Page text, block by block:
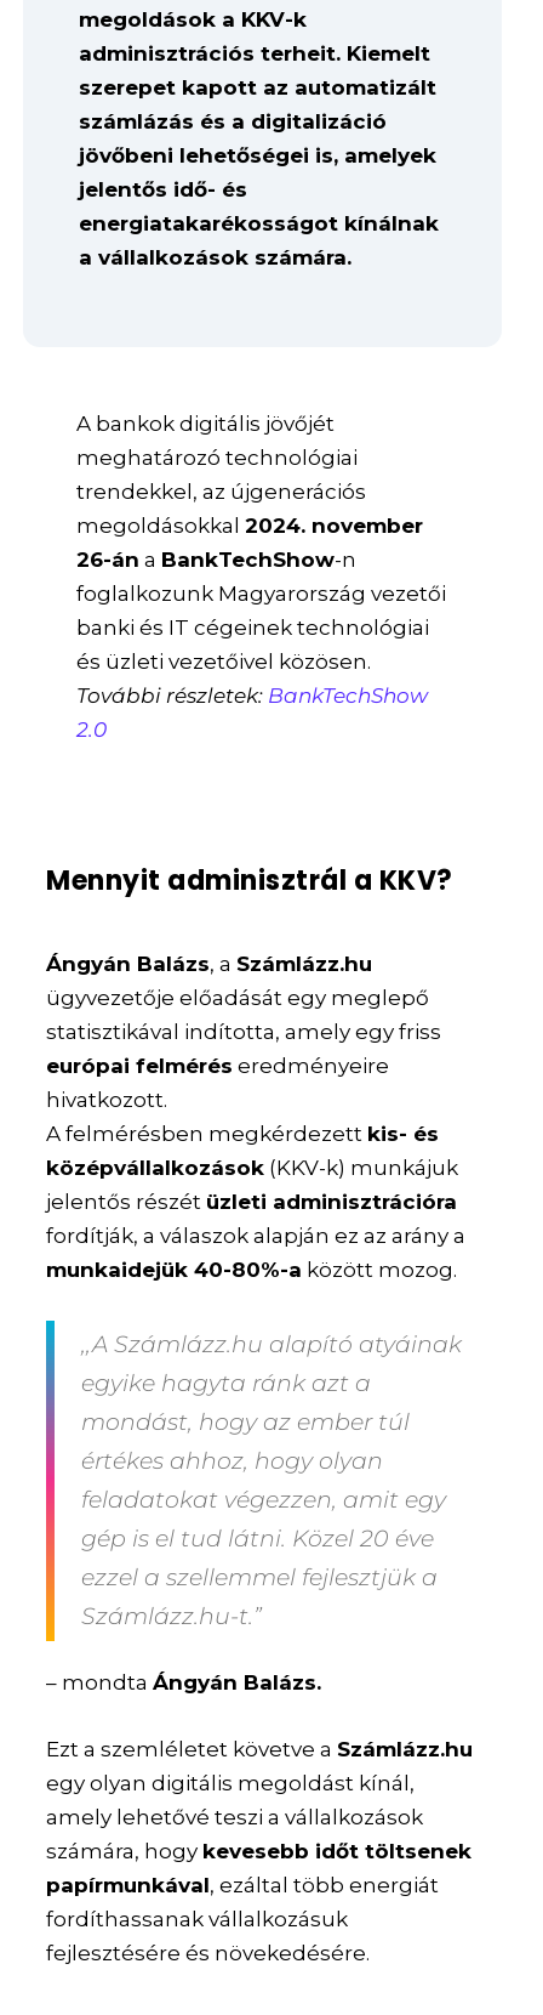
megoldások a KKV-k
adminisztrációs terheit. Kiemelt
szerepet kapott az automatizált
számlázás és a digitalizáció
jövőbeni lehetőségei is, amelyek
jelentős idő- és
energiatakarékosságot kínálnak
a vállalkozások számára.
A bankok digitális jövőjét
meghatározó technológiai
trendekkel, az újgenerációs
megoldásokkal2024. november
26-án a BankTechShow-n
foglalkozunk Magyarország vezetői
banki és IT cégeinek technológiai
és üzleti vezetőivel közösen.
További részletek: BankTechShow
2.0
Mennyit adminisztrál a KKV?
Ángyán Balázs, a Számlázz.hu
ügyvezetője előadását egy meglepő
statisztikával indította, amely egy friss
európai felmérés eredményeire
hivatkozott.
A felmérésben megkérdezett kis- és
középvállalkozások (KKV-k) munkájuk
jelentős részét üzleti adminisztrációra
fordítják, a válaszok alapján ez az arány a
munkaidejük 40-80%-a között mozog.
,,A Számlázz.hu alapító atyáinak
egyike hagyta ránk azt a
mondást, hogy az ember túl
értékes ahhoz, hogy olyan
feladatokat végezzen, amit egy
gép is el tud látni. Közel 20 éve
ezzel a szellemmel fejlesztjük a
Számlázz.hu-t.”
– mondtaÁngyán Balázs.
Ezt a szemléletet követve a Számlázz.hu
egy olyan digitális megoldást kínál,
amely lehetővé teszi a vállalkozások
számára, hogy kevesebb időt töltsenek
papírmunkával, ezáltal több energiát
fordíthassanak vállalkozásuk
fejlesztésére és növekedésére.